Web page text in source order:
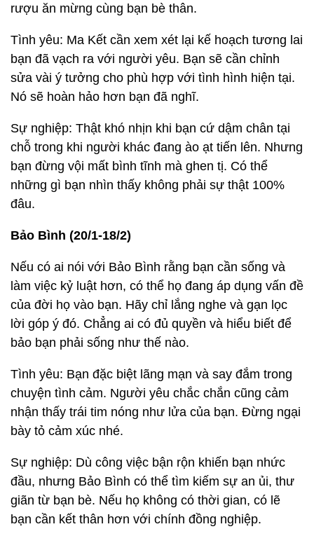
rượu ăn mừng cùng bạn bè thân.
Tình yêu: Ma Kết cần xem xét lại kế hoạch tương lai
bạn đã vạch ra với người yêu. Bạn sẽ cần chỉnh
sửa vài ý tưởng cho phù hợp với tình hình hiện tại.
Nó sẽ hoàn hảo hơn bạn đã nghĩ.
Sự nghiệp: Thật khó nhịn khi bạn cứ dậm chân tại
chỗ trong khi người khác đang ào ạt tiến lên. Nhưng
bạn đừng vội mất bình tĩnh mà ghen tị. Có thể
những gì bạn nhìn thấy không phải sự thật 100%
đâu.
Bảo Bình (20/1-18/2)
Nếu có ai nói với Bảo Bình rằng bạn cần sống và
làm việc kỷ luật hơn, có thể họ đang áp dụng vấn đề
của đời họ vào bạn. Hãy chỉ lắng nghe và gạn lọc
lời góp ý đó. Chẳng ai có đủ quyền và hiểu biết để
bảo bạn phải sống như thế nào.
Tình yêu: Bạn đặc biệt lãng mạn và say đắm trong
chuyện tình cảm. Người yêu chắc chắn cũng cảm
nhận thấy trái tim nóng như lửa của bạn. Đừng ngại
bày tỏ cảm xúc nhé.
Sự nghiệp: Dù công việc bận rộn khiến bạn nhức
đầu, nhưng Bảo Bình có thể tìm kiếm sự an ủi, thư
giãn từ bạn bè. Nếu họ không có thời gian, có lẽ
bạn cần kết thân hơn với chính đồng nghiệp.